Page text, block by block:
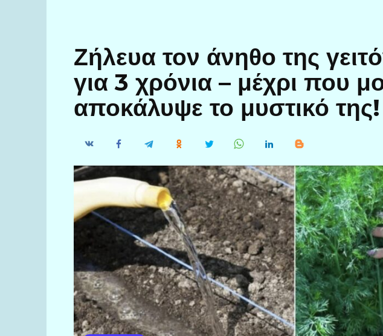
Ζήλευα τον άνηθο της
για 3 χρόνια – μέχρι που
αποκάλυψε το μυστικό της!